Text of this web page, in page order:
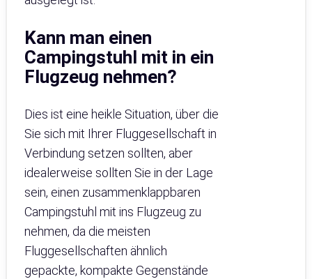
Kann man einen
Campingstuhl mit in ein
Flugzeug nehmen?
Dies ist eine heikle Situation, über die
Sie sich mit Ihrer Fluggesellschaft in
Verbindung setzen sollten, aber
idealerweise sollten Sie in der Lage
sein, einen zusammenklappbaren
Campingstuhl mit ins Flugzeug zu
nehmen, da die meisten
Fluggesellschaften ähnlich
gepackte, kompakte Gegenstände